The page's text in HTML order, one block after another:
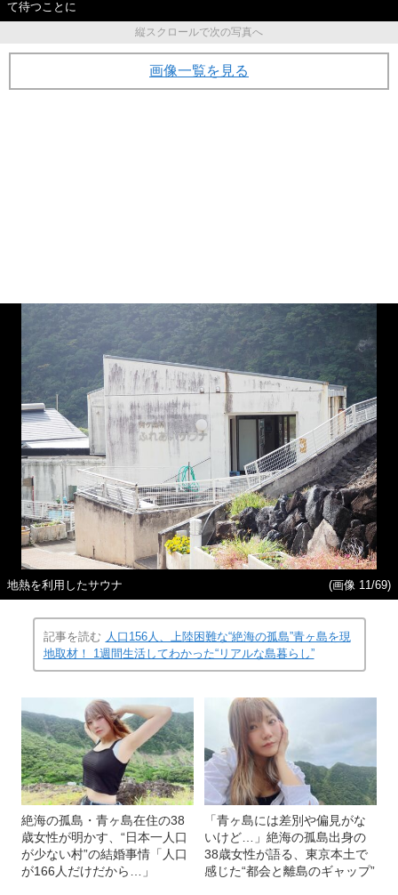
て待つことに
縦スクロールで次の写真へ
画像一覧を見る
地熱を利用したサウナ (画像 11/69)
記事を読む 人口156人、上陸困難な“絶海の孤島”青ヶ島を現
地取材！ 1週間生活してわかった“リアルな島暮らし”
絶海の孤島・青ヶ島在住の38
歳女性が明かす、“日本一人口
が少ない村”の結婚事情「人口
が166人だけだから…」
「青ヶ島には差別や偏見がな
いけど…」絶海の孤島出身の
38歳女性が語る、東京本土で
感じた“都会と離島のギャップ”